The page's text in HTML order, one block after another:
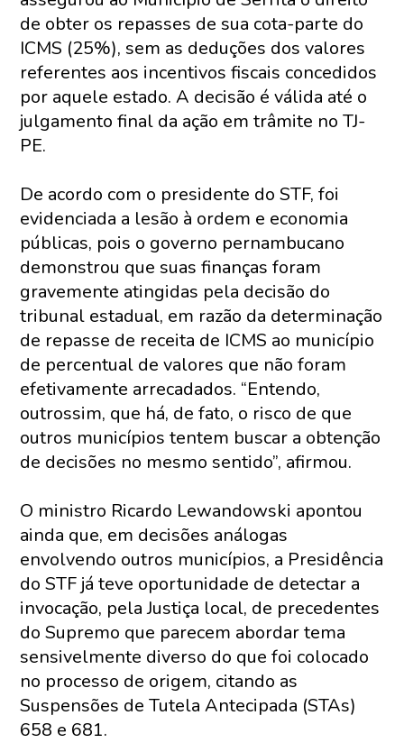
de obter os repasses de sua cota-parte do
ICMS (25%), sem as deduções dos valores
referentes aos incentivos fiscais concedidos
por aquele estado. A decisão é válida até o
julgamento final da ação em trâmite no TJ-
PE.
De acordo com o presidente do STF, foi
evidenciada a lesão à ordem e economia
públicas, pois o governo pernambucano
demonstrou que suas finanças foram
gravemente atingidas pela decisão do
tribunal estadual, em razão da determinação
de repasse de receita de ICMS ao município
de percentual de valores que não foram
efetivamente arrecadados. “Entendo,
outrossim, que há, de fato, o risco de que
outros municípios tentem buscar a obtenção
de decisões no mesmo sentido”, afirmou.
O ministro Ricardo Lewandowski apontou
ainda que, em decisões análogas
envolvendo outros municípios, a Presidência
do STF já teve oportunidade de detectar a
invocação, pela Justiça local, de precedentes
do Supremo que parecem abordar tema
sensivelmente diverso do que foi colocado
no processo de origem, citando as
Suspensões de Tutela Antecipada (STAs)
658 e 681.